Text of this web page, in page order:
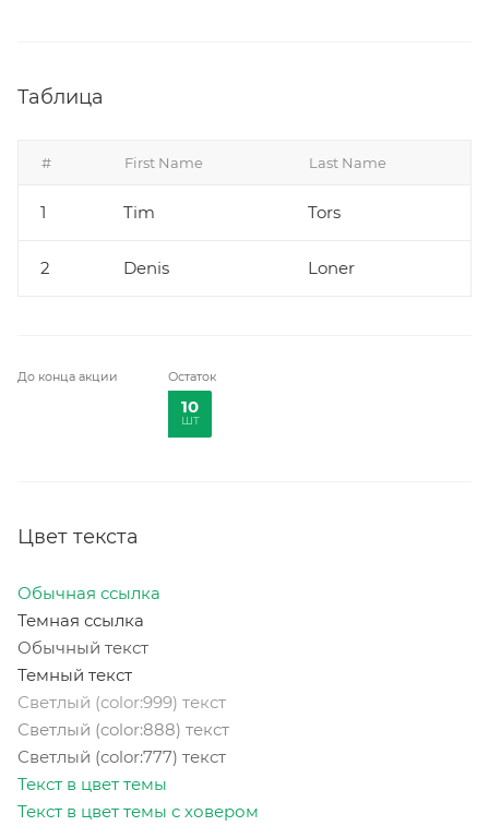
Таблица
# First Name Last Name
1 Tim Tors
2 Denis Loner
До конца акции Остаток
10
шт
Цвет текста
Обычная ссылка
Темная ссылка
Обычный текст
Темный текст
Светлый (color:999) текст
Светлый (color:888) текст
Светлый (color:777) текст
Текст в цвет темы
Текст в цвет темы с ховером